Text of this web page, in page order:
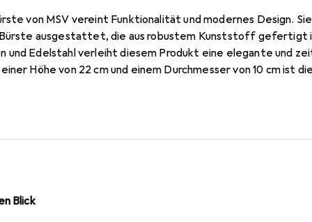
von MSV vereint Funktionalität und modernes Design.
Bürste ausgestattet, die aus robustem Kunststoff gefertigt
und Edelstahl verleiht diesem Produkt eine elegante und
Höhe von 22 cm und einem Durchmesser von 10 cm ist
erleichtert. Die Estelle Toilettenbürste ist nicht
Blick